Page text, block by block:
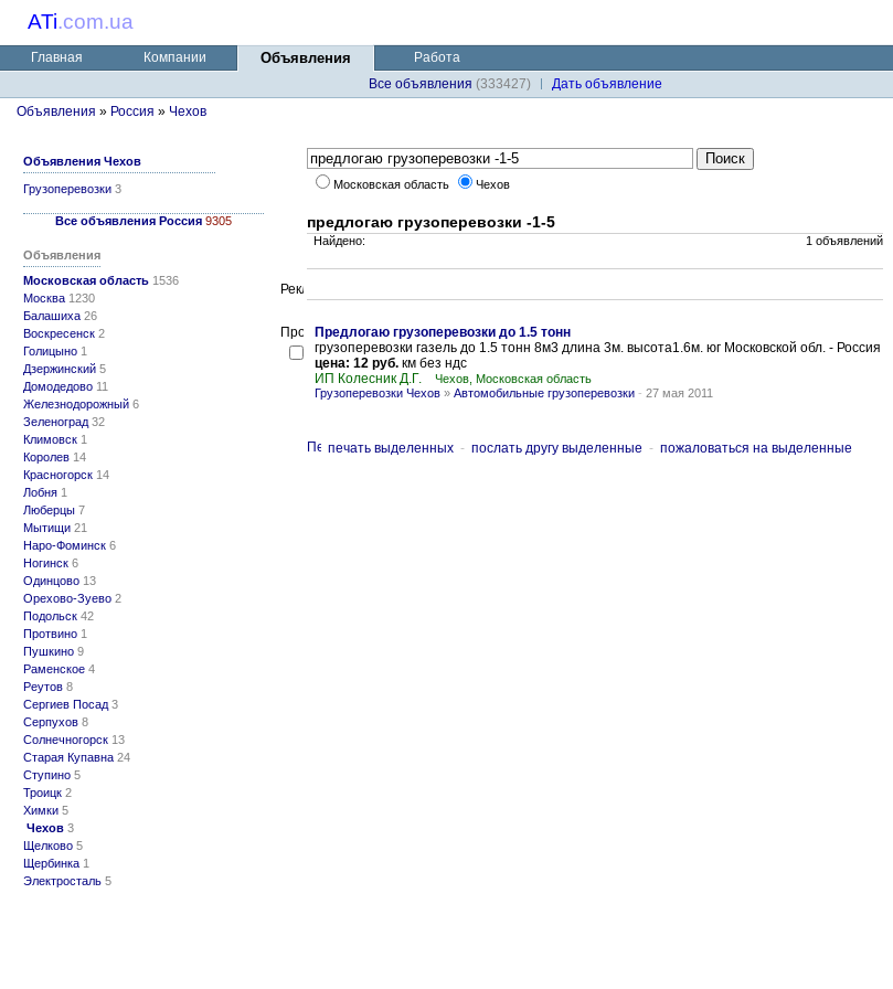
ATi.com.ua
Главная Компании Объявления
Работа
Все объявления (333427)
Дaть объявление
Объявления » Россия » Чехов
Объявления Чехов
Грузоперевозки 3
Все объявления Россия 9305
Объявления
Московская область 1536
Москва 1230
Балашиха 26
Воскресенск 2
Голицыно 1
Дзержинский 5
Домодедово 11
Железнодорожный 6
Зеленоград 32
Климовск 1
Королев 14
Красногорск 14
Лобня 1
Люберцы 7
Мытищи 21
Наро-Фоминск 6
Ногинск 6
Одинцово 13
Орехово-Зуево 2
Подольск 42
Протвино 1
Пушкино 9
Раменское 4
Реутов 8
Сергиев Посад 3
Серпухов 8
Солнечногорск 13
Старая Купавна 24
Ступино 5
Троицк 2
Химки 5
Чехов 3
Щелково 5
Щербинка 1
Электросталь 5
Московская область Чехов
предлогаю грузоперевозки -1-5
Найдено: 1 объявлений
Предлогаю грузоперевозки до 1.5 тонн
грузоперевозки газель до 1.5 тонн 8м3 длина 3м. высота1.6м. юг Московской обл. - Россия
цена: 12 руб. км без ндс
ИП Колесник Д.Г.
Чехов, Московская область
Грузоперевозки Чехов » Автомобильные грузоперевозки - 27 мая 2011
печать выделенных - послать другу выделенные - пожаловаться на выделенные